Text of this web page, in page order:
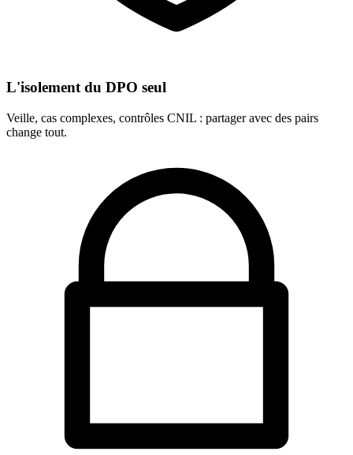
L'isolement du DPO seul
Veille, cas complexes, contrôles CNIL : partager avec des pairs
change tout.